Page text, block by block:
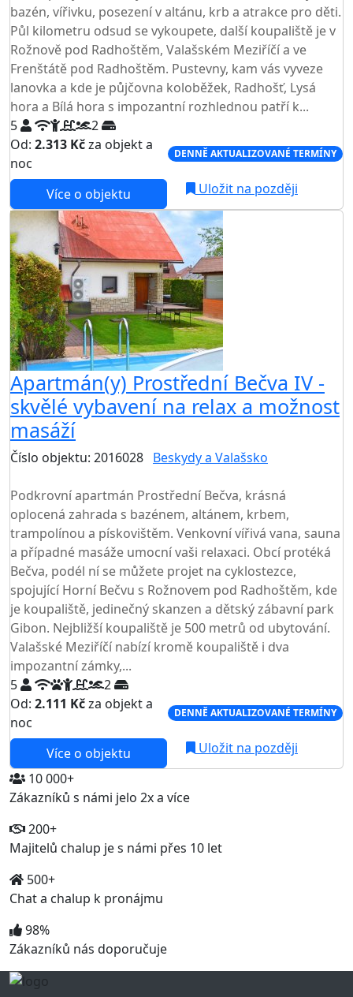
bazén, vířivku, posezení v altánu, krb a atrakce pro děti.
Půl kilometru odsud se vykoupete, další koupaliště je v
Rožnově pod Radhoštěm, Valašském Meziříčí a ve
Frenštátě pod Radhoštěm. Pustevny, kam vás vyveze
lanovka a kde je půjčovna koloběžek, Radhošť, Lysá
hora a Bílá hora s impozantní rozhlednou patří k...
5
2
Od: 2.313 Kčza objekt a
noc
DENNĚ AKTUALIZOVANÉ TERMÍNY
Více o objektu Uložit na později
Apartmán(y) Prostřední Bečva IV -
skvělé vybavení na relax a možnost
masáží
Číslo objektu: 2016028 Beskydy a Valašsko
Podkrovní apartmán Prostřední Bečva, krásná
oplocená zahrada s bazénem, altánem, krbem,
trampolínou a pískovištěm. Venkovní vířivá vana, sauna
a případné masáže umocní vaši relaxaci. Obcí protéká
Bečva, podél ní se můžete projet na cyklostezce,
spojující Horní Bečvu s Rožnovem pod Radhoštěm, kde
je koupaliště, jedinečný skanzen a dětský zábavní park
Gibon. Nejbližší koupaliště je 500 metrů od ubytování.
Valašské Meziříčí nabízí kromě koupaliště i dva
impozantní zámky,...
5
2
Od: 2.111 Kčza objekt a
noc
DENNĚ AKTUALIZOVANÉ TERMÍNY
Více o objektu
Uložit na později
10 000+
Zákazníků s námi jelo 2x a více
200+
Majitelů chalup je s námi přes 10 let
500+
Chat a chalup k pronájmu
98%
Zákazníků nás doporučuje